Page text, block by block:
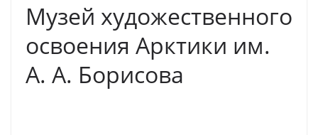
Музей художественного
освоения Арктики им.
А. А. Борисова